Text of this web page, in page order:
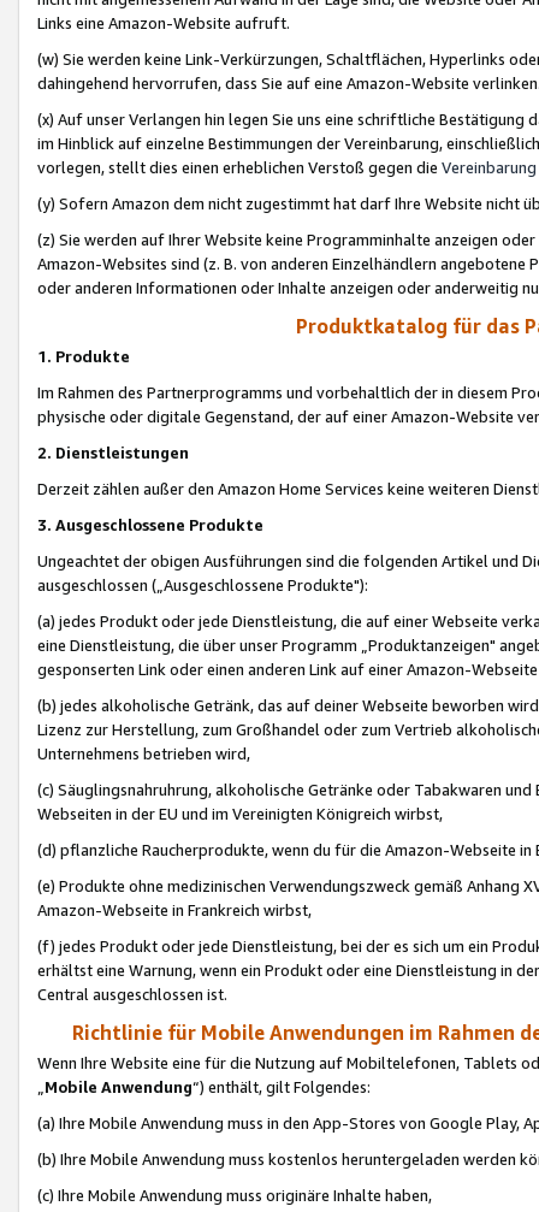
Links eine Amazon-Website aufruft.
(w) Sie werden keine Link-Verkürzungen, Schaltflächen, Hyperlinks
dahingehend hervorrufen, dass Sie auf eine Amazon-Website
(x) Auf unser Verlangen hin legen Sie uns eine schriftliche
im Hinblick auf einzelne Bestimmungen der Vereinbarung,
vorlegen, stellt dies einen erheblichen Verstoß gegen die Vereinbarung
(y) Sofern Amazon dem nicht zugestimmt hat darf Ihre Website nicht
(z) Sie werden auf Ihrer Website keine Programminhalte anzeigen
Amazon-Websites sind (z. B. von anderen Einzelhändlern
oder anderen Informationen oder Inhalte anzeigen oder anderweitig
Produktkatalog für das
1. Produkte
Im Rahmen des Partnerprogramms und vorbehaltlich der in diesem
physische oder digitale Gegenstand, der auf einer Amazon-Website
2. Dienstleistungen
Derzeit zählen außer den Amazon Home Services keine weiteren
3. Ausgeschlossene Produkte
Ungeachtet der obigen Ausführungen sind die folgenden Artikel und
ausgeschlossen („Ausgeschlossene Produkte"):
(a) jedes Produkt oder jede Dienstleistung, die auf einer Webseite
eine Dienstleistung, die über unser Programm „Produktanzeigen"
gesponserten Link oder einen anderen Link auf einer Amazon-
(b) jedes alkoholische Getränk, das auf deiner Webseite beworben
Lizenz zur Herstellung, zum Großhandel oder zum Vertrieb
Unternehmens betrieben wird,
(c) Säuglingsnahruhrung, alkoholische Getränke oder Tabakwaren
Webseiten in der EU und im Vereinigten Königreich wirbst,
(d) pflanzliche Raucherprodukte, wenn du für die Amazon-Webseite in
(e) Produkte ohne medizinischen Verwendungszweck gemäß Anhang
Amazon-Webseite in Frankreich wirbst,
(f) jedes Produkt oder jede Dienstleistung, bei der es sich um ein
erhältst eine Warnung, wenn ein Produkt oder eine Dienstleistung in
Central ausgeschlossen ist.
Richtlinie für Mobile Anwendungen im Rahmen
Wenn Ihre Website eine für die Nutzung auf Mobiltelefonen, Tablets
„Mobile Anwendung“) enthält, gilt Folgendes:
(a) Ihre Mobile Anwendung muss in den App-Stores von Google Play,
(b) Ihre Mobile Anwendung muss kostenlos heruntergeladen werden
(c) Ihre Mobile Anwendung muss originäre Inhalte haben,